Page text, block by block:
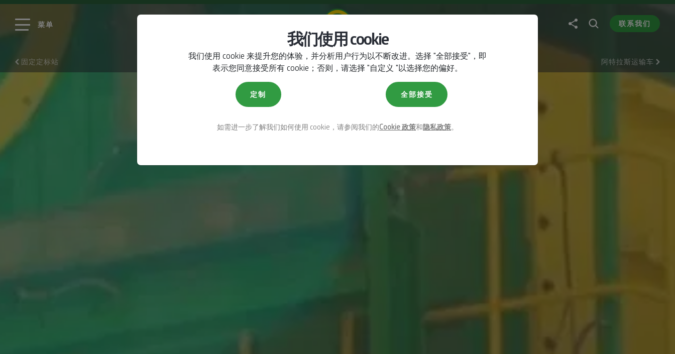
菜单 联系我们
固定定标站 介绍 360° 特征 画廊 范围 手册 阿特拉斯运输车
我们使用 cookie
我们使用 cookie 来提升您的体验，并分析用户行为以不断改进。选择 "全部接受"，即
表示您同意接受所有 cookie；否则，请选择 "自定义 "以选择您的偏好。
定制 全部接受
如需进一步了解我们如何使用 cookie，请参阅我们的Cookie 政策和隐私政策。